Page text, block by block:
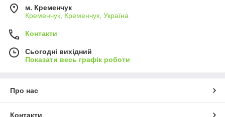
м. Кременчук
Кременчук, Кременчук, Україна
Контакти
Сьогодні вихідний
Показати весь графік роботи
Про нас
Контакти